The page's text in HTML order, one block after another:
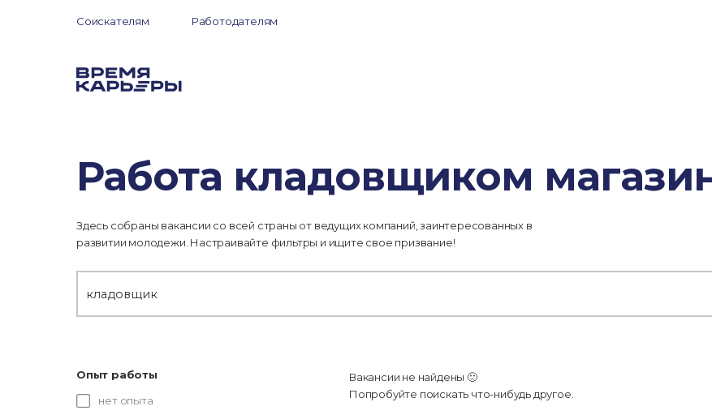
Соискателям Работодателям
Работа кладовщиком
Здесь собраны вакансии со всей страны от ведущих компаний, заинтересованных в
развитии молодежи. Настраивайте фильтры и ищите свое призвание!
Опыт работы
нет опыта
Вакансии не найдены 🙁
Попробуйте поискать что-нибудь другое.